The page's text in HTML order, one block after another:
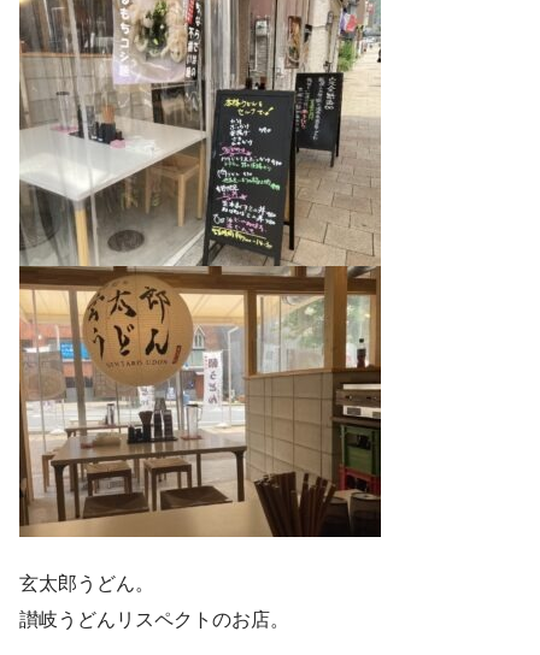
玄太郎うどん。
讃岐うどんリスペクトのお店。